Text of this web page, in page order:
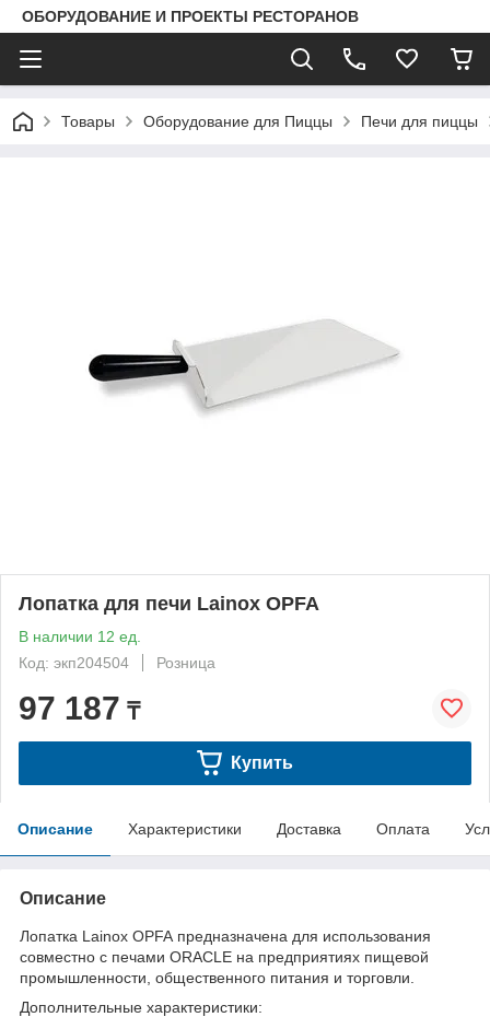
ОБОРУДОВАНИЕ И ПРОЕКТЫ РЕСТОРАНОВ
Товары Оборудование для Пиццы Печи для пиццы
Лопатка для печи Lainox OPFA
В наличии 12 ед.
Код: экп204504
Розница
97 187 ₸
Купить
Описание Характеристики Доставка Оплата
Описание
Лопатка Lainox OPFA предназначена для использования
совместно с печами ORACLE на предприятиях пищевой
промышленности, общественного питания и торговли.
Дополнительные характеристики: